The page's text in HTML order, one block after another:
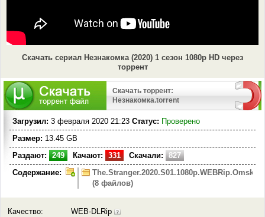
Скачать сериал Незнакомка (2020) 1 сезон 1080p HD через
торрент
Скачать торрент:
Незнакомка.torrent
Загрузил: 3 февраля 2020 21:23 Статус: Проверено
Размер: 13.45 GB
Раздают:
249 Качают: 331 Скачали:
827
Содержание:
(8 файлов)
Качество:
WEB-DLRip